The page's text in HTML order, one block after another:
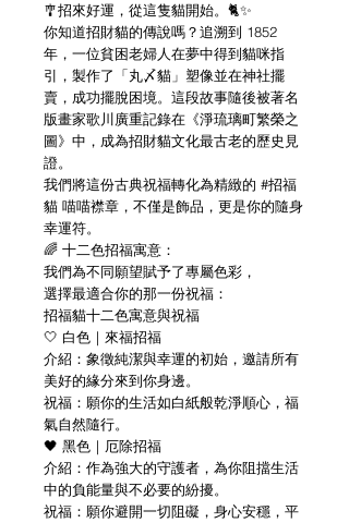
🎐招來好運，從這隻貓開始。🐈✨
你知道招財貓的傳說嗎？追溯到 1852
年，一位貧困老婦人在夢中得到貓咪指
引，製作了「丸〆貓」塑像並在神社擺
賣，成功擺脫困境。這段故事隨後被著名
版畫家歌川廣重記錄在《淨琉璃町繁榮之
圖》中，成為招財貓文化最古老的歷史見
證。
我們將這份古典祝福轉化為精緻的 #招福
貓 喵喵襟章，不僅是飾品，更是你的隨身
幸運符。
🌈 十二色招福寓意：
我們為不同願望賦予了專屬色彩，
選擇最適合你的那一份祝福：
招福貓十二色寓意與祝福
🤍 白色｜來福招福
介紹：象徵純潔與幸運的初始，邀請所有
美好的緣分來到你身邊。
祝福：願你的生活如白紙般乾淨順心，福
氣自然隨行。
🖤 黑色｜厄除招福
介紹：作為強大的守護者，為你阻擋生活
中的負能量與不必要的紛擾。
祝福：願你避開一切阻礙，身心安穩，平